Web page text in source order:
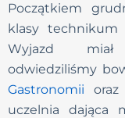
Początkiem
klasy technikum
Wyjazd miał
odwiedziliśmy
Gastronomii oraz
uczelnia dająca